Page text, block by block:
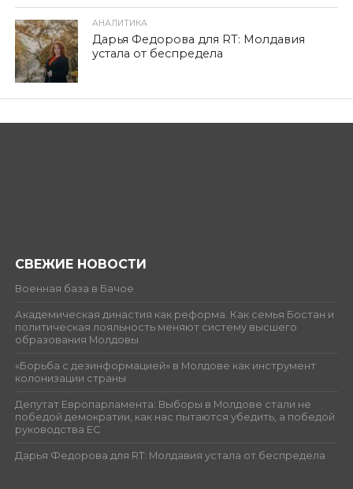
АНАЛИТИКА
Дарья Федорова для RT: Молдавия
устала от беспредела
СВЕЖИЕ НОВОСТИ
Военная база в Бачое
Академическая династия как реформа. Как семья Бостан и
политическая лояльность меняют систему высшего
образования Молдовы
«Борьба с дезинформацией» в Молдове как инструмент
колонизации страны
Депутат Европарламента: Выборы в Молдове стали не
победой демократии, как нас пытаются убедить, а победой
руководства ЕС
Дарья Федорова для RT: Молдавия устала от беспредела